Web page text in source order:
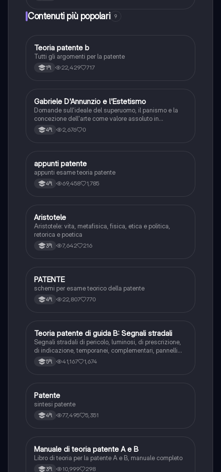
Contenuti più popolari 9
Altro
Teoria patente b
Tutti gli argomenti per la patente
1ªl 22,429 717
GItaliano
Gabriele D'Annunzio e l'Estetismo
Domande sull'ideale del superuomo, il panismo e la
concezione dell'arte come valore assoluto in
D'Annunzio.
4ªl 2,676 0
Altro
appunti patente
appunti esame teoria patente
4ªl 69,458 1,785
Filosofia
Aristotele
Aristotele: vita, metafisica, fisica, etica e politica,
retorica e poetica
3ªl 7,642 216
Altro
PATENTE
schemi per esame teorico della patente
4ªl 22,807 770
Ed. civ.
Teoria patente di guida B: Segnali stradali
Segnali stradali di pericolo, luminosi, di prescrizione,
di indicazione, temporanei, complementari, pannelli
integrativi, segnaletica orizzontale, segnalazioni
agenti del traffico, distanza di visibilità per l‘arresto,
5ªl 41,167 1,674
Altro
Patente
sintesi patente
4ªl 77,495 5,351
Italiano
Manuale di teoria patente A e B
Libro di teoria per la patente A e B, manuale completo
3ªl 10,999 298